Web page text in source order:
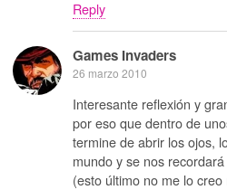
Reply
Games Invaders
26 marzo 2010
Interesante reflexión y
por eso que dentro de
termine de abrir los ojos,
mundo y se nos
(esto último no me lo